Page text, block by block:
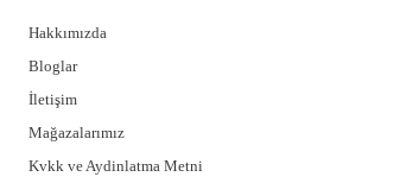
Hakkımızda
Bloglar
İletişim
Mağazalarımız
Kvkk ve Aydinlatma Metni